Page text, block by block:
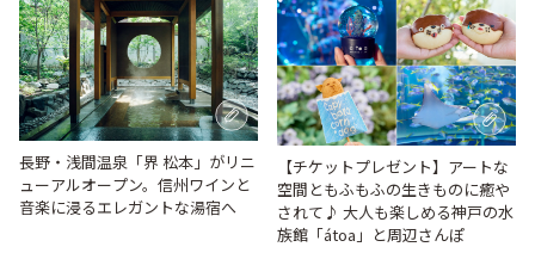
長野・浅間温泉「界 松本」がリニ
ューアルオープン。信州ワインと
音楽に浸るエレガントな湯宿へ
【チケットプレゼント】アートな
空間ともふもふの生きものに癒や
されて♪ 大人も楽しめる神戸の水
族館「átoa」と周辺さんぽ